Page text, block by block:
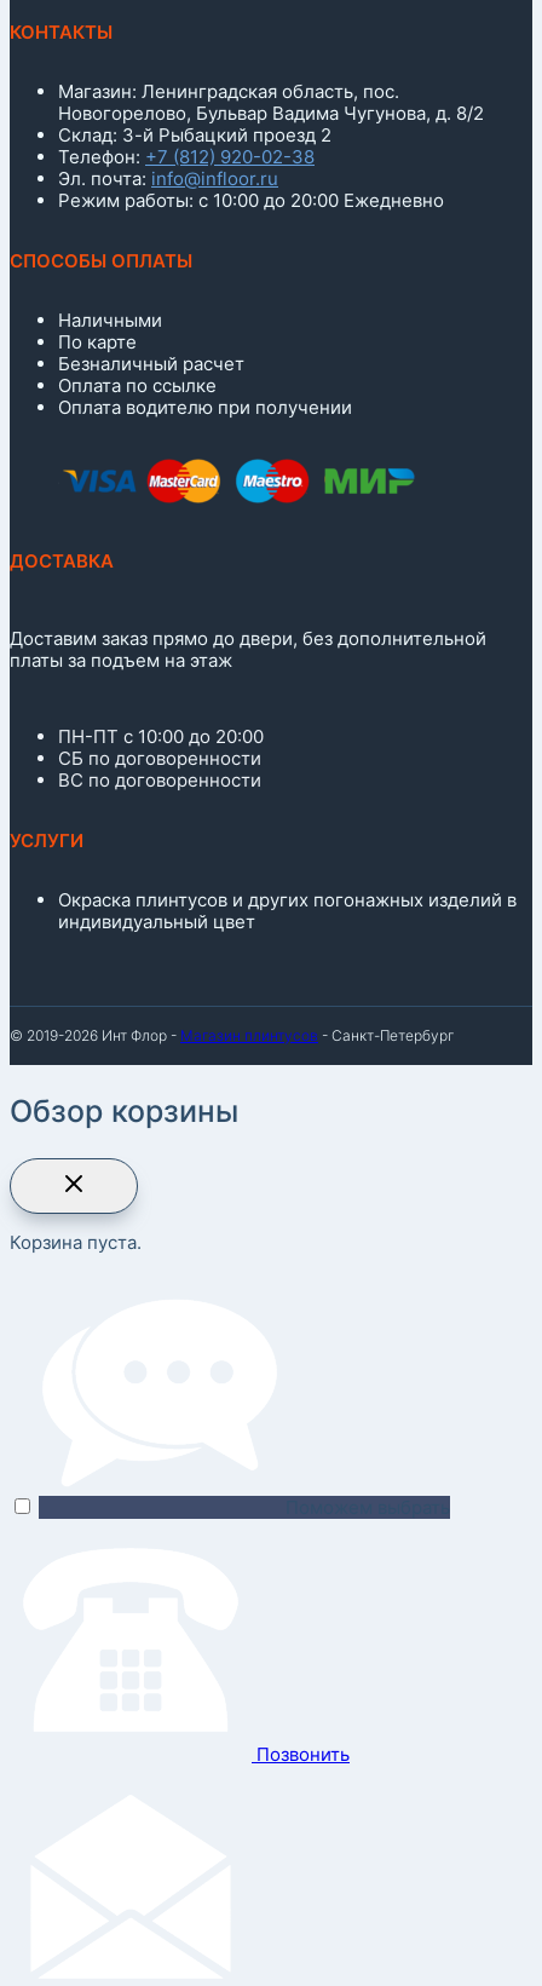
КОНТАКТЫ
Магазин: Ленинградская область, пос.
Новогорелово, Бульвар Вадима Чугунова, д. 8/2
Склад: 3-й Рыбацкий проезд 2
Телефон: +7 (812) 920-02-38
Эл. почта: info@infloor.ru
Режим работы: с 10:00 до 20:00 Ежедневно
СПОСОБЫ ОПЛАТЫ
Наличными
По карте
Безналичный расчет
Оплата по ссылке
Оплата водителю при получении
ДОСТАВКА
Доставим заказ прямо до двери, без дополнительной
платы за подъем на этаж
ПН-ПТ с 10:00 до 20:00
СБ по договоренности
ВС по договоренности
УСЛУГИ
Окраска плинтусов и других погонажных изделий в
индивидуальный цвет
© 2019-2026 Инт Флор - Магазин плинтусов - Санкт-Петербург
Обзор корзины
Корзина пуста.
Позвонить